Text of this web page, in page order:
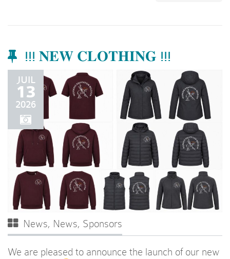
!!! 𝐍𝐄𝐖 𝐂𝐋𝐎𝐓𝐇𝐈𝐍𝐆 !!!
JUIL
13
2026
News, News, Sponsors
We are pleased to announce the launch of our new